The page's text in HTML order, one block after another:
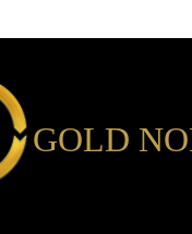
GOLD